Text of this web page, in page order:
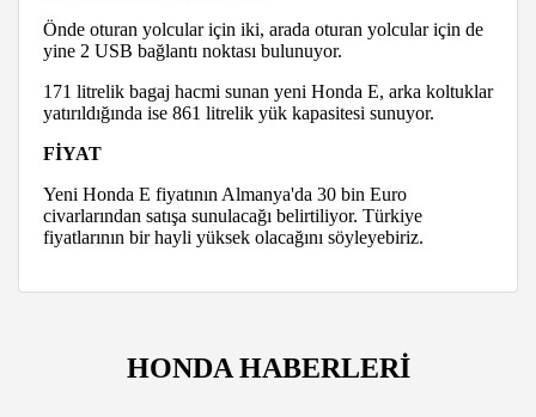
Önde oturan yolcular için iki, arada oturan yolcular için de
yine 2 USB bağlantı noktası bulunuyor.
171 litrelik bagaj hacmi sunan yeni Honda E, arka koltuklar
yatırıldığında ise 861 litrelik yük kapasitesi sunuyor.
FİYAT
Yeni Honda E fiyatının Almanya'da 30 bin Euro
civarlarından satışa sunulacağı belirtiliyor. Türkiye
fiyatlarının bir hayli yüksek olacağını söyleyebiriz.
HONDA HABERLERİ